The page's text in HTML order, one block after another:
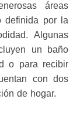
áreas
definida por la
Algunas
un baño
o para recibir
con dos
de hogar.